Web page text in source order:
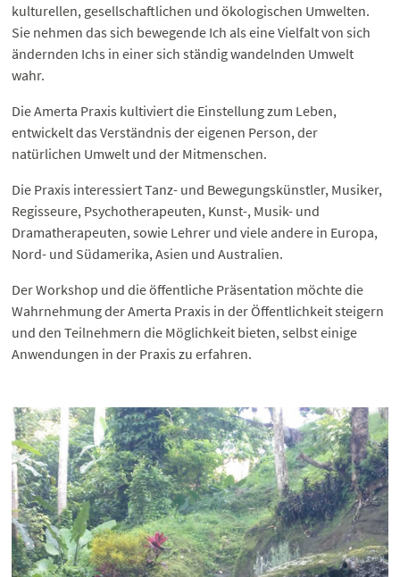
kulturellen, gesellschaftlichen und ökologischen Umwelten.
Sie nehmen das sich bewegende Ich als eine Vielfalt von sich
ändernden Ichs in einer sich ständig wandelnden Umwelt
wahr.
Die Amerta Praxis kultiviert die Einstellung zum Leben,
entwickelt das Verständnis der eigenen Person, der
natürlichen Umwelt und der Mitmenschen.
Die Praxis interessiert Tanz- und Bewegungskünstler, Musiker,
Regisseure, Psychotherapeuten, Kunst-, Musik- und
Dramatherapeuten, sowie Lehrer und viele andere in Europa,
Nord- und Südamerika, Asien und Australien.
Der Workshop und die öffentliche Präsentation möchte die
Wahrnehmung der Amerta Praxis in der Öffentlichkeit steigern
und den Teilnehmern die Möglichkeit bieten, selbst einige
Anwendungen in der Praxis zu erfahren.